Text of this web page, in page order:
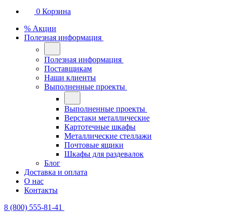
0 Корзина
% Акции
Полезная информация
Полезная информация
Поставщикам
Наши клиенты
Выполненные проекты
Выполненные проекты
Верстаки металлические
Картотечные шкафы
Металлические стеллажи
Почтовые ящики
Шкафы для раздевалок
Блог
Доставка и оплата
О нас
Контакты
8 (800) 555-81-41